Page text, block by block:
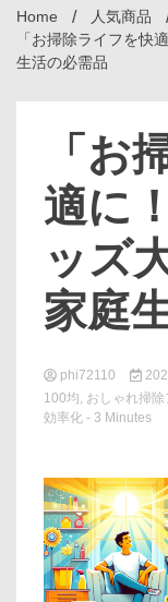
Home
人気商品
「お掃除ライフを快
生活の必需品
「お
適に
ッズ
家庭
phi72110
100均, おしゃれ掃除
効率化 - 3 Minutes